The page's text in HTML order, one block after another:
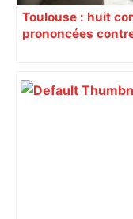
Toulouse : huit
prononcées